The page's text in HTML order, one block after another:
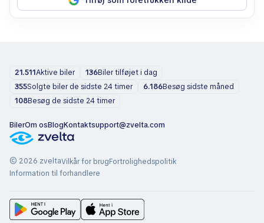
21.511Aktive biler 136Biler tilføjet i dag
355Solgte biler de sidste 24 timer 6.186Besøg sidste måned
108Besøg de sidste 24 timer
BilerOm osBlogKontaktsupport@zvelta.com
© 2026 zveltaVilkår for brugFortrolighedspolitik
Information til forhandlere